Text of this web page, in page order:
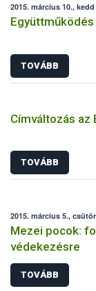
2015. március 10., kedd
TOVÁBB
Címváltozás az
TOVÁBB
2015. március 5.,
Mezei pocok:
védekezésre
TOVÁBB